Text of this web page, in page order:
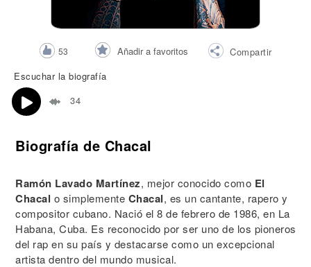
53 Añadir a favoritos
Compartir
Escuchar la biografía
34
Biografía de Chacal
Ramón Lavado Martínez, mejor conocido como El
Chacal o simplemente Chacal, es un cantante, rapero y
compositor cubano. Nació el 8 de febrero de 1986, en La
Habana, Cuba. Es reconocido por ser uno de los pioneros
del rap en su país y destacarse como un excepcional
artista dentro del mundo musical.